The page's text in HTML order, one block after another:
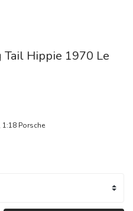
Tail Hippie 1970 Le
1:18 Porsche